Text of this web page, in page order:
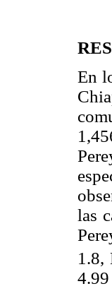
En
las
1.8,